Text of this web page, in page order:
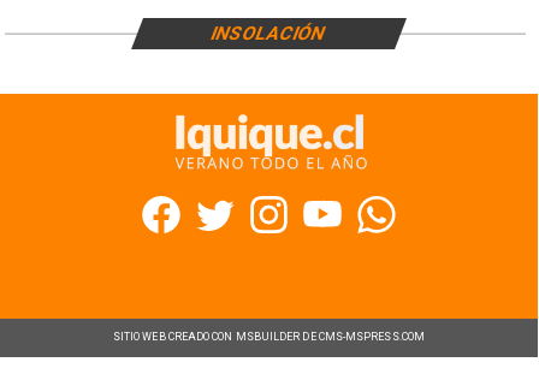
INSOLACIÓN
SITIO WEB CREADO CON MSBUILDER DE CMS-MSPRESS.COM